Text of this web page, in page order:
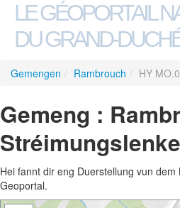
LE GÉOPORTAIL
DU GRAND-
Gemengen / Rambrouch / HY
Gemeng :
Hei fannt dir eng Duerstellung vun
Geoportal.